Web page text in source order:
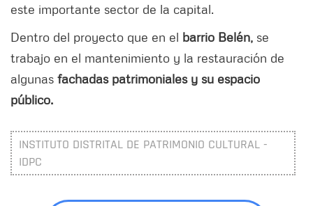
este importante sector de la capital.
Dentro del proyecto que en el barrio Belén, se
trabajo en el mantenimiento y la restauración de
algunas fachadas patrimoniales y su espacio
público.
INSTITUTO DISTRITAL DE PATRIMONIO CULTURAL -
IDPC